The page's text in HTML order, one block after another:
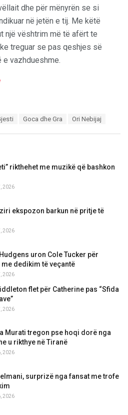
dhe për mënyrën se si
në jetën e tij. Me këtë
një vështrim më të afërt te
treguar se pas qeshjes së
vazhdueshme.
Goca dhe Gra Ori Nebijaj
rikthehet me muzikë që bashkon
2026
ekspozon barkun në pritje të
2026
uron Cole Tucker për
dedikim të veçantë
2026
flet për Catherine pas “Sfida
2026
Murati tregon pse hoqi dorë nga
u rikthye në Tiranë
2026
surprizë nga fansat me trofe
2026